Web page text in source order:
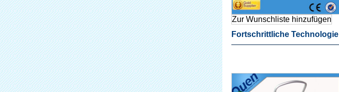
Zur Wunschliste hinzufügen
Fortschrittliche Technologie
Schuhabdeckung Spender